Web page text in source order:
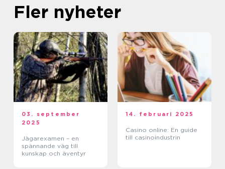
Fler nyheter
03. september
2025
Jägarexamen – en
spännande väg till
kunskap och äventyr
14. februari 2025
Casino online: En guide
till casinoindustrin